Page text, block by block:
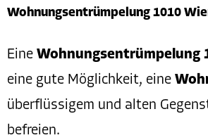
Wohnungsentrümpelung 1010
Eine Wohnungsentrümpelung
eine gute Möglichkeit, eine
überflüssigem und alten
befreien.